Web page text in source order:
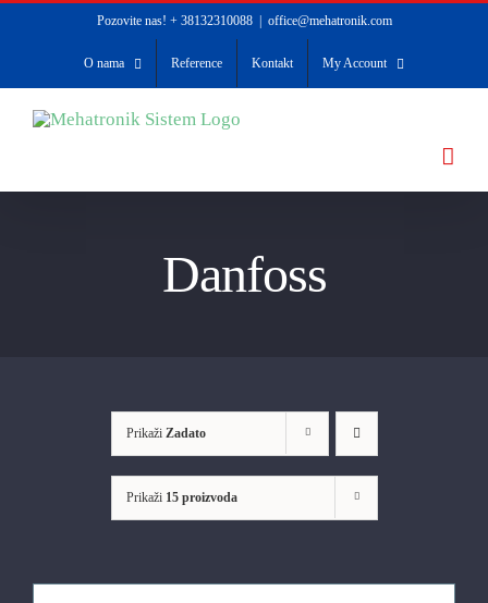
Pozovite nas! + 38132310088 office@mehatronik.com
O nama Reference Kontakt My Account
Danfoss
Prikaži Zadato
Prikaži 15 proizvoda